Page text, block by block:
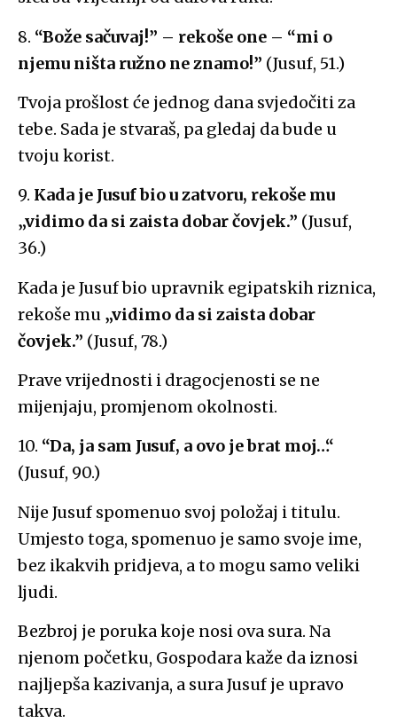
8. “Bože sačuvaj!” – rekoše one – “mi o
njemu ništa ružno ne znamo!” (Jusuf, 51.)
Tvoja prošlost će jednog dana svjedočiti za
tebe. Sada je stvaraš, pa gledaj da bude u
tvoju korist.
9. Kada je Jusuf bio u zatvoru, rekoše mu
„vidimo da si zaista dobar čovjek.” (Jusuf,
36.)
Kada je Jusuf bio upravnik egipatskih riznica,
rekoše mu „vidimo da si zaista dobar
čovjek.” (Jusuf, 78.)
Prave vrijednosti i dragocjenosti se ne
mijenjaju, promjenom okolnosti.
10. “Da, ja sam Jusuf, a ovo je brat moj…“
(Jusuf, 90.)
Nije Jusuf spomenuo svoj položaj i titulu.
Umjesto toga, spomenuo je samo svoje ime,
bez ikakvih pridjeva, a to mogu samo veliki
ljudi.
Bezbroj je poruka koje nosi ova sura. Na
njenom početku, Gospodara kaže da iznosi
najljepša kazivanja, a sura Jusuf je upravo
takva.